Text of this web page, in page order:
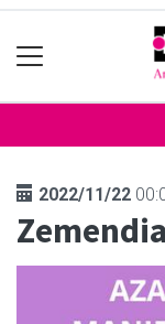
2022/11/22